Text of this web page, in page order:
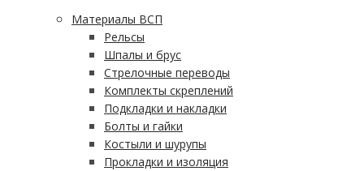
Материалы ВСП
Рельсы
Шпалы и брус
Стрелочные переводы
Комплекты скреплений
Подкладки и накладки
Болты и гайки
Костыли и шурупы
Прокладки и изоляция